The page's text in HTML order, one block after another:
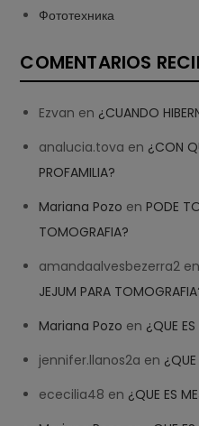
Фототехника
COMENTARIOS
Ezvan en ¿CUANDO
analucia.tova en ¿CON
PROFAMILIA?
Mariana Pozo enPODE
TOMOGRAFIA?
amandaalvesbezerra2
JEJUM PARA
Mariana Pozo en ¿QUE
jennifer.llanos2a en
ececilia48 en ¿QUE ES